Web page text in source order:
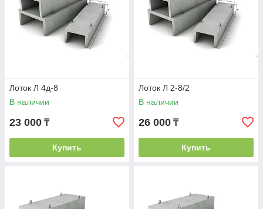
Лоток Л 4д-8
В наличии
23 000 ₸
Купить
Лоток Л 2-8/2
В наличии
26 000 ₸
Купить